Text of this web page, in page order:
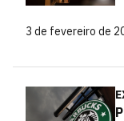
3 de fevereiro de